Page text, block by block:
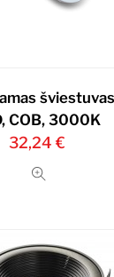
šviestuvas
COB, 3000K
32,24 €